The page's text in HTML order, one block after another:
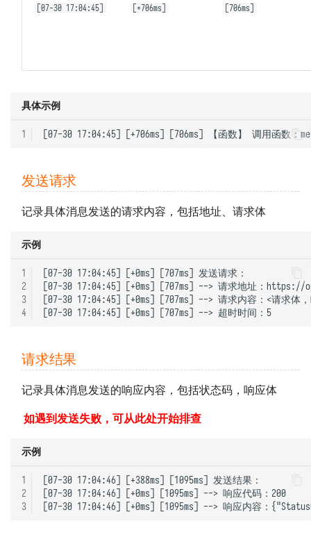
[07-30 17:04:45] [+706ms] [706ms]
具体示例
1
发送请求
记录具体消息发送的请求内容，包括地址、请求体
示例
1
2
3
4
[07-30 17:04:45] [+0ms] [707ms] 发送请求：
[07-30 17:04:45] [+0ms] [707ms] --> 请求地址：
[07-30 17:04:45] [+0ms] [707ms] --> 请求内容：<请求体，
请求结果
记录具体消息发送的响应内容，包括状态码，响应体
如遇到发送失败，可从此处开始排查
示例
1
2
3
[07-30 17:04:46] [+388ms] [1095ms] 发送结果：
[07-30 17:04:46] [+0ms] [1095ms] --> 响应代码：200